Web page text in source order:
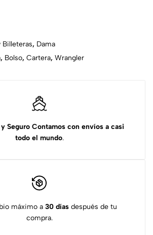
Billeteras, Dama
, Bolso, Cartera, Wrangler
Seguro Contamos con envíos a casi
todo el mundo.
máximo a 30 días después de tu
compra.